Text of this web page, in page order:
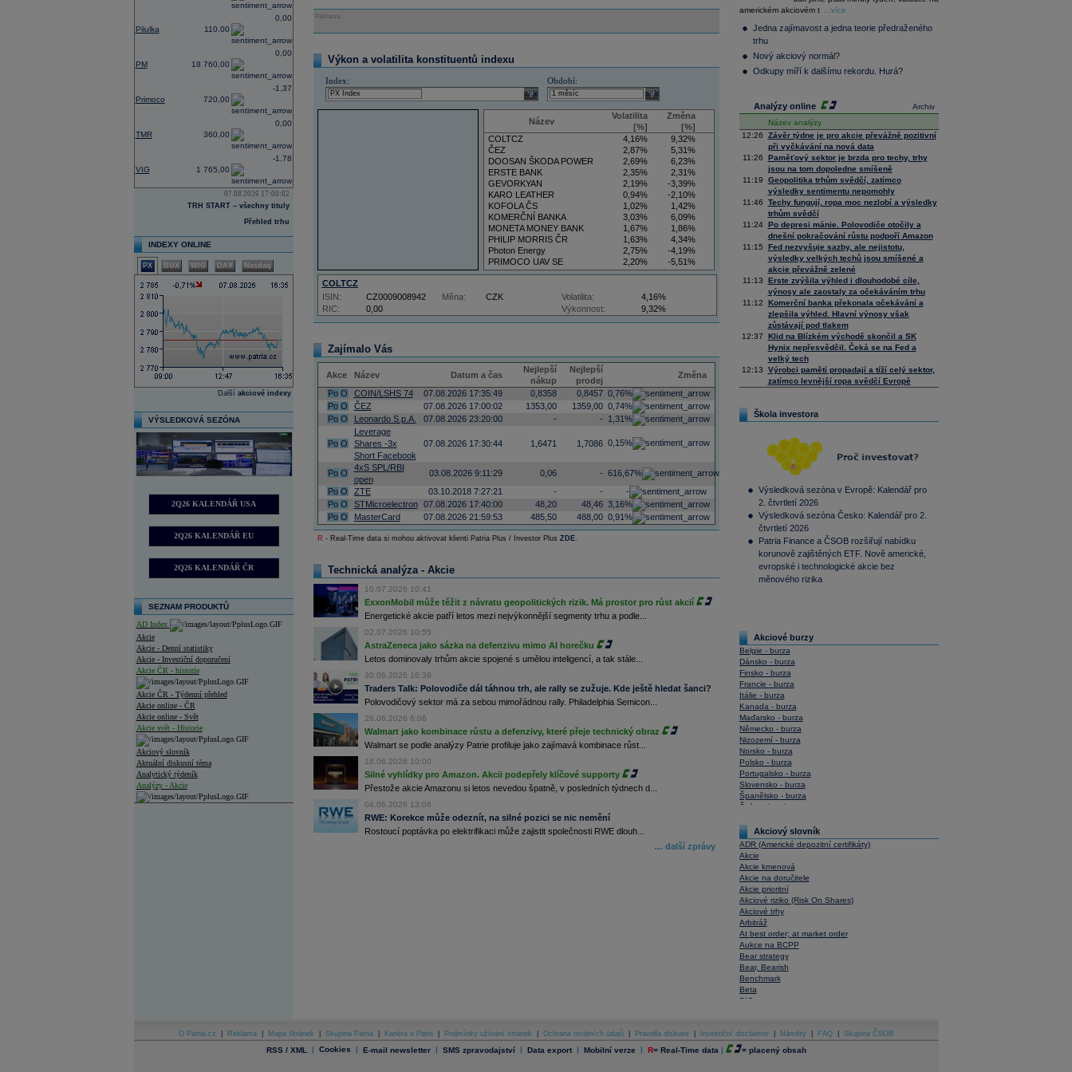
Pilulka 110,00
0,00
PM 18 760,00
0,00
Primoco 720,00
-1,37
TMR 360,00
0,00
VIG 1 765,00
-1,78
07.08.2026 17:00:02
TRH START – všechny tituly
Přehled trhu
INDEXY ONLINE
PX BUX WIG DAX Nasdaq
Další akciové indexy
VÝSLEDKOVÁ SEZÓNA
2Q26 KALENDÁŘ USA
2Q26 KALENDÁŘ EU
2Q26 KALENDÁŘ ČR
SEZNAM PRODUKTŮ
AD Index
Akcie
Akcie - Denní statistiky
Akcie - Investiční doporučení
Akcie ČR - historie
Akcie ČR - Týdenní přehled
Akcie online - ČR
Akcie online - Svět
Akcie svět - Historie
Akciový slovník
Aktuální diskusní téma
Analytický týdeník
Analýzy - Akcie
Archiv - Měsíční makroekonomické přehledy
Reklama
Výkon a volatilita konstituentů indexu
Index:
select
Období:
select
Název
Volatilita
[%]
Změna
[%]
COLTCZ
4,16%
9,32%
ČEZ
2,87%
5,31%
DOOSAN ŠKODA POWER
2,69%
6,23%
ERSTE BANK
2,35%
2,31%
GEVORKYAN
2,19%
-3,39%
KARO LEATHER
0,94%
-2,10%
KOFOLA ČS
1,02%
1,42%
KOMERČNÍ BANKA
3,03%
6,09%
MONETA MONEY BANK
1,67%
1,86%
PHILIP MORRIS ČR
1,63%
4,34%
Photon Energy
2,75%
-4,19%
PRIMOCO UAV SE
2,20%
-5,51%
VIG
4,34%
9,22%
COLTCZ
RIC: 0,00
ISIN: CZ0009008942 Měna: CZK Volatilita:
4,16%
Výkonnost:
9,32%
Zajímalo Vás
Akce Název Datum a čas
Nejlepší
nákup
Nejlepší
prodej
Změna
Po O COIN/LSHS 74 07.08.2026 17:35:49 0,8358 0,8457 0,76%
Po O ČEZ 07.08.2026 17:00:02 1353,00 1359,00 0,74%
Po O Leonardo S.p.A. 07.08.2026 23:20:00 - - 1,31%
Po O
Leverage
Shares -3x
Short Facebook
07.08.2026 17:30:44 1,6471 1,7086 0,15%
Po O
4xS SPL/RBI
open
03.08.2026 9:11:29 0,06 - 616,67%
Po O ZTE 03.10.2018 7:27:21 - -
-
Po O STMicroelectron 07.08.2026 17:40:00 48,20 48,46 3,16%
Po O MasterCard 07.08.2026 21:59:53 485,50 488,00 0,91%
R - Real-Time data si mohou aktivovat klienti Patria Plus / Investor Plus ZDE.
Technická analýza - Akcie
10.07.2026 10:41
ExxonMobil může těžit z návratu geopolitických rizik. Má prostor pro růst akcií
Energetické akcie patří letos mezi nejvýkonnější segmenty trhu a podle...
02.07.2026 10:55
AstraZeneca jako sázka na defenzivu mimo AI horečku
Letos dominovaly trhům akcie spojené s umělou inteligencí, a tak stále...
30.06.2026 16:39
Traders Talk: Polovodiče dál táhnou trh, ale rally se zužuje. Kde ještě hledat šanci?
Polovodičový sektor má za sebou mimořádnou rally. Philadelphia Semicon...
26.06.2026 6:06
Walmart jako kombinace růstu a defenzivy, které přeje technický obraz
Walmart se podle analýzy Patrie profiluje jako zajímavá kombinace růst...
18.06.2026 10:00
Silné vyhlídky pro Amazon. Akcii podepřely klíčové supporty
Přestože akcie Amazonu si letos nevedou špatně, v posledních týdnech d...
04.06.2026 13:06
RWE: Korekce může odeznít, na silné pozici se nic nemění
Rostoucí poptávka po elektrifikaci může zajistit společnosti RWE dlouh...
… další zprávy
Composite
Index
36 376,54 0,66
XETRA
Performance
index
4 068,78
americkém akciovém t
...více
Jedna zajímavost a jedna teorie předraženého
trhu
Nový akciový normál?
Odkupy míří k dalšímu rekordu. Hurá?
Archiv
Analýzy online
Název analýzy
12:26
Závěr týdne je pro akcie převážně pozitivní
při vyčkávání na nová data
11:26
Paměťový sektor je brzda pro techy, trhy
jsou na tom dopoledne smíšeně
11:19
Geopolitika trhům svědčí, zatímco
výsledky sentimentu nepomohly
11:46
Techy fungují, ropa moc nezlobí a výsledky
trhům svědčí
11:24
Po depresi mánie. Polovodiče otočily a
dnešní pokračování růstu podpoří Amazon
11:15
Fed nezvyšuje sazby, ale nejistotu,
výsledky velkých techů jsou smíšené a
akcie převážně zelené
11:13
Erste zvýšila výhled i dlouhodobé cíle,
výnosy ale zaostaly za očekáváním trhu
11:12
Komerční banka překonala očekávání a
zlepšila výhled. Hlavní výnosy však
zůstávají pod tlakem
12:37
Klid na Blízkém východě skončil a SK
Hynix nepřesvědčil. Čeká se na Fed a
velký tech
12:13
Výrobci pamětí propadají a tíží celý sektor,
zatímco levnější ropa svědčí Evropě
Škola investora
Výsledková sezóna v Evropě: Kalendář pro
2. čtvrtletí 2026
Výsledková sezóna Česko: Kalendář pro 2.
čtvrtletí 2026
Patria Finance a ČSOB rozšiřují nabídku
korunově zajištěných ETF. Nově americké,
evropské i technologické akcie bez
měnového rizika
Akciové burzy
Belgie - burza
Dánsko - burza
Finsko - burza
Francie - burza
Itálie - burza
Kanada - burza
Maďarsko - burza
Německo - burza
Nizozemí - burza
Norsko - burza
Polsko - burza
Portugalsko - burza
Slovensko - burza
Španělsko - burza
Švýcarsko - burza
Akciový slovník
ADR (Americké depozitní certifikáty)
Akcie
Akcie kmenová
Akcie na doručitele
Akcie prioritní
Akciové riziko (Risk On Shares)
Akciové trhy
Arbitráž
At best order; at market order
Aukce na BCPP
Bear strategy
Bear, Bearish
Benchmark
Beta
BIC
Bonita
Book To Bill Ratio
Book Value
O Patria.cz Reklama Mapa Stránek Skupina Patria Kariéra v Patrii Podmínky užívání stránek Ochrana osobních údajů Pravidla diskuse Investiční disclaimer Náměty FAQ Skupina ČSOB
RSS / XML | Cookies | E-mail newsletter | SMS zpravodajství | Data export | Mobilní verze | R= Real-Time data | = placený obsah